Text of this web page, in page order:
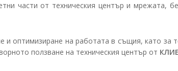
части от техническия център и мрежата,
оптимизиране на работата в същия, като за
ползване на техническия център от